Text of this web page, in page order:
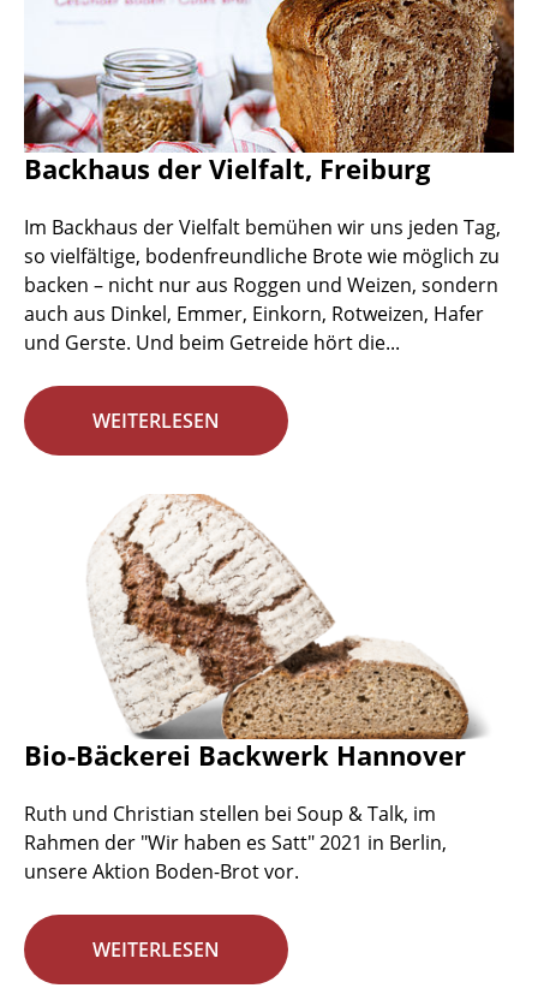
Backhaus der Vielfalt, Freiburg
Im Backhaus der Vielfalt bemühen wir uns jeden Tag,
so vielfältige, bodenfreundliche Brote wie möglich zu
backen – nicht nur aus Roggen und Weizen, sondern
auch aus Dinkel, Emmer, Einkorn, Rotweizen, Hafer
und Gerste. Und beim Getreide hört die...
WEITERLESEN
Bio-Bäckerei Backwerk Hannover
Ruth und Christian stellen bei Soup & Talk, im
Rahmen der "Wir haben es Satt" 2021 in Berlin,
unsere Aktion Boden-Brot vor.
WEITERLESEN